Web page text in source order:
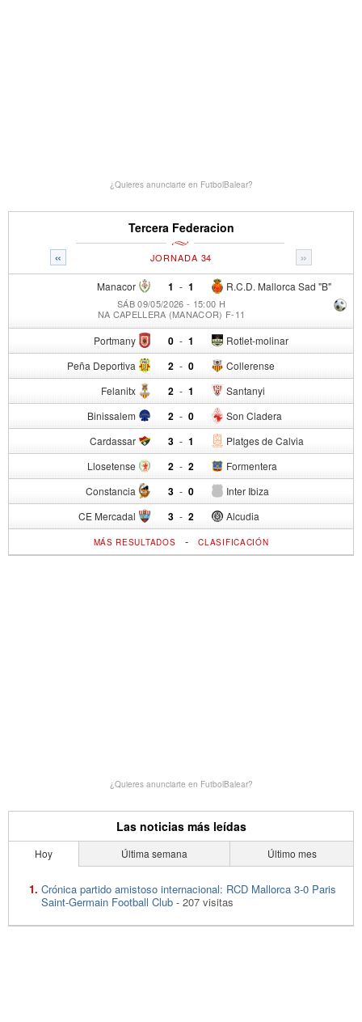
¿Quieres anunciarte en FutbolBalear?
Tercera Federacion
« »
JORNADA 34
Manacor 1 - R.C.D. Mallorca Sad "B"
1
SÁB 09/05/2026 - 15:00 H
NA CAPELLERA (MANACOR) F-11
Portmany 0 - Rotlet-molinar
1
Peña Deportiva 2 - Collerense
0
Felanitx 2 - Santanyi
1
Binissalem 2 - Son Cladera
0
Cardassar 3 - Platges de Calvia
1
Llosetense 2 - Formentera
2
Constancia 3 - Inter Ibiza
0
CE Mercadal 3 - Alcudia
2
MÁS RESULTADOS -CLASIFICACIÓN
¿Quieres anunciarte en FutbolBalear?
Las noticias más leídas
Hoy Última semana Último mes
Crónica partido amistoso internacional: RCD Mallorca 3-0 Paris
Saint-Germain Football Club - 207 visitas